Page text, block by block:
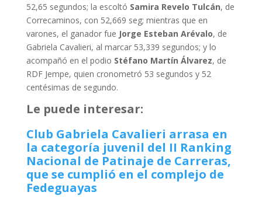
52,65 segundos; la escoltó Samira Revelo Tulcán, de
Correcaminos, con 52,669 seg; mientras que en
varones, el ganador fue Jorge Esteban Arévalo, de
Gabriela Cavalieri, al marcar 53,339 segundos; y lo
acompañó en el podio Stéfano Martín Álvarez, de
RDF Jempe, quien cronometró 53 segundos y 52
centésimas de segundo.
Le puede interesar:
Club Gabriela Cavalieri arrasa en
la categoría juvenil del II Ranking
Nacional de Patinaje de Carreras,
que se cumplió en el complejo de
Fedeguayas